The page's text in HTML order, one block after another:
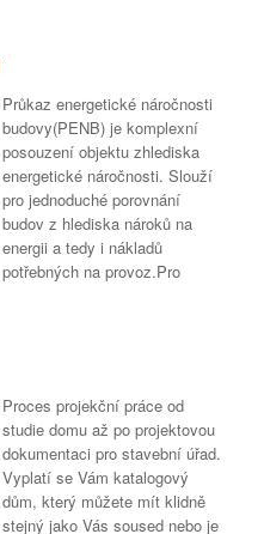
Průkaz energetické náročnosti
budovy(PENB) je komplexní
posouzení objektu zhlediska
energetické náročnosti. Slouží
pro jednoduché porovnání
budov z hlediska nároků na
energii a tedy i nákladů
potřebných na provoz.Pro
Proces projekční práce od
studie domu až po projektovou
dokumentaci pro stavební úřad.
Vyplatí se Vám katalogový
dům, který můžete mít klidně
stejný jako Vás soused nebo je